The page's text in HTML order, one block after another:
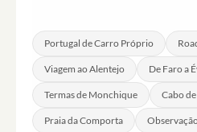
emergência ou questão
viagem.
Portugal de Carro Próprio
Viagem ao Alentejo De Faro a
Termas de Monchique Cabo
Praia da Comporta